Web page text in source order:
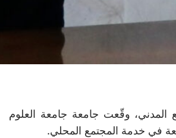
المدني، وقّعت جامعة جامعة العلوم